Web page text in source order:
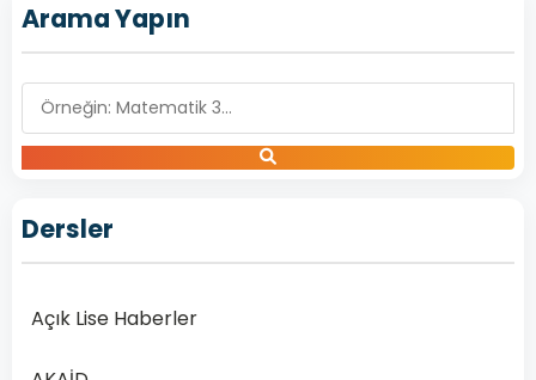
4
Dersi
2019
Yılı
1.
Sınav
Soruları
Online
Rehberi
Açık
Arama Yapın
Dersler
Açık Lise Haberler